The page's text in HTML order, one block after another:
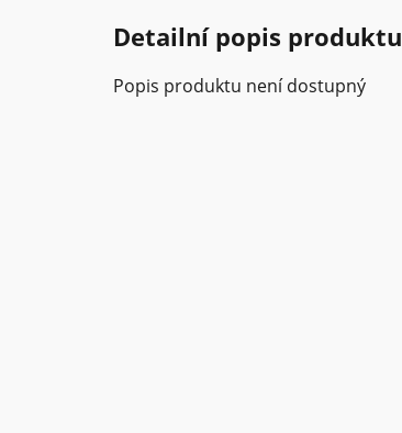
Detailní popis produktu
Popis produktu není dostupný